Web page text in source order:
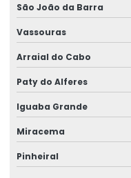
Inversor de frequência
Laudo de ponte rolante
Limitador de carga para
Manutenção corretiva de
Manutenção corretiva de
São João da Barra
Vassouras
Arraial do Cabo
Paty do Alferes
Iguaba Grande
Miracema
Pinheiral